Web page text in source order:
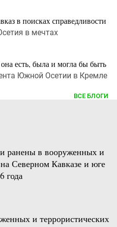
в поисках справедливости
в мечтах
есть, была и могла бы быть
Южной Осетии в Кремле
ВСЕ БЛОГИ
ранены в вооруженных и
Северном Кавказе и юге
года
и террористических